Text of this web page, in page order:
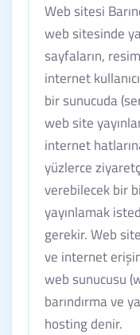
Web sitesi
web sitesinde
sayfaların,
internet
bir sunucuda
web site
internet
yüzlerce
verebilecek bir
yayınlamak
gerekir. Web
ve internet
web sunucusu
barındırma ve
hosting denir.